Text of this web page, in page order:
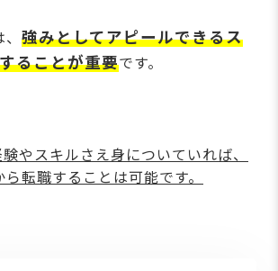
強みとしてアピールできるス
ることが重要です。
やスキルさえ身についていれば、
転職することは可能です。